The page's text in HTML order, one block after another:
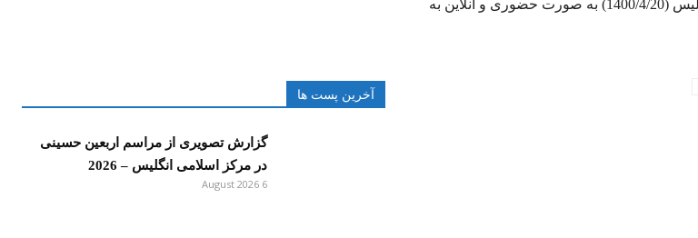
آخرین پست ها
گزارش تصویری از مراسم اربعین حسینی
در مرکز اسلامی انگلیس – 2026
6 August 2026
مرکز اسلامی انگلیس (1400/4/20) به صورت حضوری و آنلاین به